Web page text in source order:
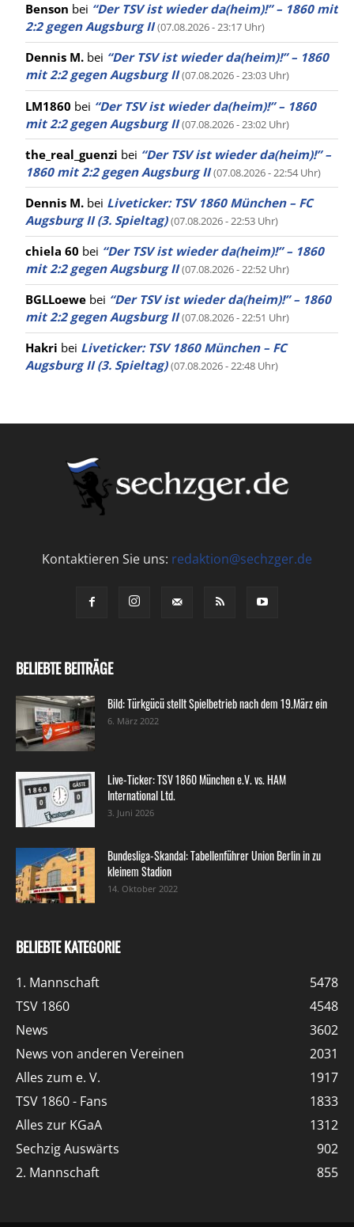
Benson bei “Der TSV ist wieder da(heim)!” – 1860 mit
2:2 gegen Augsburg II (07.08.2026 - 23:17 Uhr)
Dennis M. bei “Der TSV ist wieder da(heim)!” – 1860
mit 2:2 gegen Augsburg II (07.08.2026 - 23:03 Uhr)
LM1860 bei “Der TSV ist wieder da(heim)!” – 1860
mit 2:2 gegen Augsburg II (07.08.2026 - 23:02 Uhr)
the_real_guenzi bei “Der TSV ist wieder da(heim)!” –
1860 mit 2:2 gegen Augsburg II (07.08.2026 - 22:54 Uhr)
Dennis M. bei Liveticker: TSV 1860 München – FC
Augsburg II (3. Spieltag) (07.08.2026 - 22:53 Uhr)
chiela 60 bei “Der TSV ist wieder da(heim)!” – 1860
mit 2:2 gegen Augsburg II (07.08.2026 - 22:52 Uhr)
BGLLoewe bei “Der TSV ist wieder da(heim)!” – 1860
mit 2:2 gegen Augsburg II (07.08.2026 - 22:51 Uhr)
Hakri bei Liveticker: TSV 1860 München – FC
Augsburg II (3. Spieltag) (07.08.2026 - 22:48 Uhr)
Kontaktieren Sie uns: redaktion@sechzger.de
BELIEBTE BEITRÄGE
Bild: Türkgücü stellt Spielbetrieb nach dem 19.März ein
6. März 2022
Live-Ticker: TSV 1860 München e.V. vs. HAM
International Ltd.
3. Juni 2026
Bundesliga-Skandal: Tabellenführer Union Berlin in zu
kleinem Stadion
14. Oktober 2022
BELIEBTE KATEGORIE
1. Mannschaft
5478
TSV 1860
4548
News
3602
News von anderen Vereinen
2031
Alles zum e. V.
1917
TSV 1860 - Fans
1833
Alles zur KGaA
1312
Sechzig Auswärts
902
2. Mannschaft
855